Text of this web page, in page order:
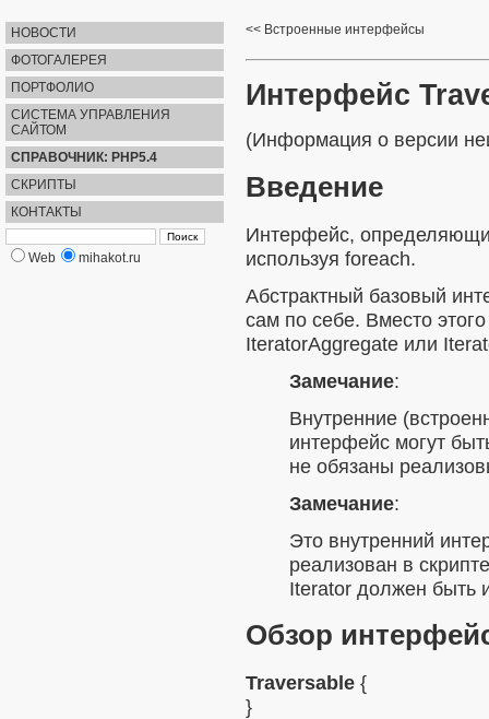
НОВОСТИ
ФОТОГАЛЕРЕЯ
ПОРТФОЛИО
СИСТЕМА УПРАВЛЕНИЯ
САЙТОМ
СПРАВОЧНИК: PHP5.4
СКРИПТЫ
КОНТАКТЫ
Web mihakot.ru
Встроенные интерфейсы
Интерфейс
(Информация о версии
Введение
Интерфейс,
используя foreach.
Абстрактный базовый
сам по себе. Вместо
IteratorAggregate или
Замечание:
Внутренние
интерфейс могут
не обязаны
Замечание:
Это внутренний
реализован в
Iterator должен быть
Обзор
Traversable {
}